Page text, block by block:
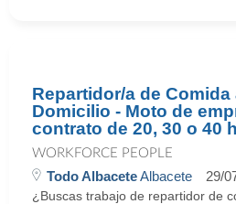
Repartidor/a de Comida
Domicilio - Moto de
contrato de 20, 30 o 40
WORKFORCE PEOPLE
Todo AlbaceteAlbacete 29/
¿Buscas trabajo de repartidor de